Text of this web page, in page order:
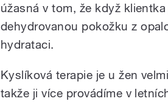
úžasná v tom, že když
dehydrovanou pokožku z
hydrataci.
Kyslíková terapie je u žen
takže ji více provádíme v